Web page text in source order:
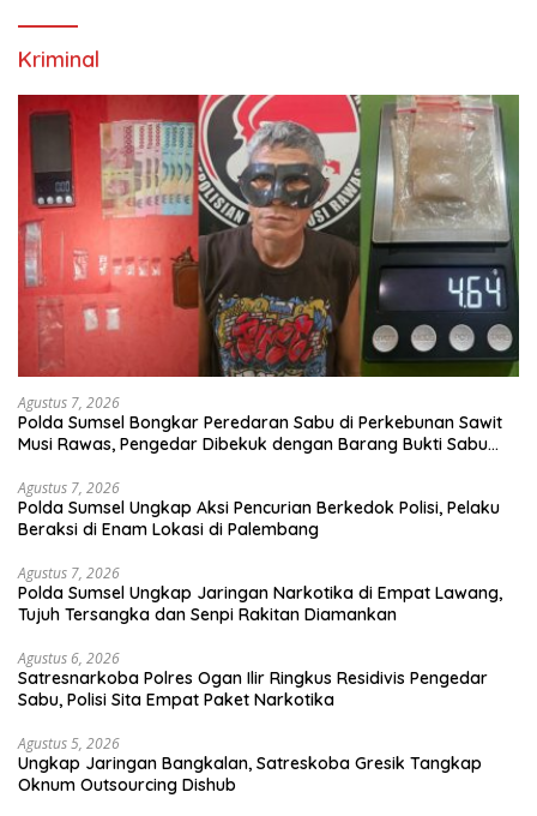
Kriminal
Agustus 7, 2026
Polda Sumsel Bongkar Peredaran Sabu di Perkebunan Sawit
Musi Rawas, Pengedar Dibekuk dengan Barang Bukti Sabu
Agustus 7, 2026
Polda Sumsel Ungkap Aksi Pencurian Berkedok Polisi, Pelaku
Beraksi di Enam Lokasi di Palembang
Agustus 7, 2026
Polda Sumsel Ungkap Jaringan Narkotika di Empat Lawang,
Tujuh Tersangka dan Senpi Rakitan Diamankan
Agustus 6, 2026
Satresnarkoba Polres Ogan Ilir Ringkus Residivis Pengedar
Sabu, Polisi Sita Empat Paket Narkotika
Agustus 5, 2026
Ungkap Jaringan Bangkalan, Satreskoba Gresik Tangkap
Oknum Outsourcing Dishub